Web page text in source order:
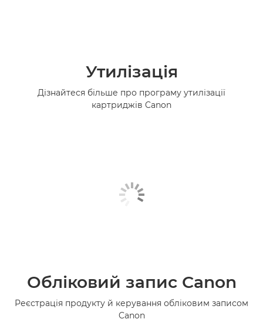
Утилізація
Дізнайтеся більше про програму утилізації
картриджів Canon
Обліковий запис Canon
Реєстрація продукту й керування обліковим записом
Canon